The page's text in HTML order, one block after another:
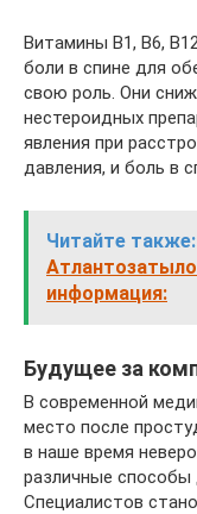
Витамины B1, B6,
боли в спине для
свою роль. Они
нестероидных
явления при
давления, и боль в
Читайте также:
информация:
Будущее за
В современной
место после
в наше время
различные способы
Специалистов